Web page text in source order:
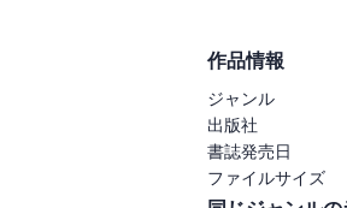
作品情報
ジャンル
出版社
書誌発売日
ファイルサイズ